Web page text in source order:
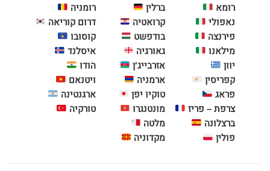
רומא
נאפולי
פירנצה
מילאנו
יוון
קפריסין
פראג
צרפת – פריז
ברצלונה
פולין
ברלין
קרואטיה
בודפשט
גאורגיה
אזרבייג'ן
ארמניה
טוקיו יפן
מונטנגרו
מלטה
מקדוניה
רומניה
דרום קוריאה
קוסובו
איסלנד
הודו
ויטנאם
ארגנטינה
טורקיה